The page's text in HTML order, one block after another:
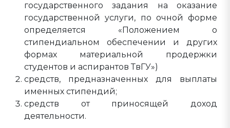
государственного задания на оказание
государственной услуги, по очной форме
определяется «Положением о
стипендиальном обеспечении и других
формах материальной продержки
студентов и аспирантов ТвГУ»)
средств, предназначенных для выплаты
именных стипендий;
средств от приносящей доход
деятельности.